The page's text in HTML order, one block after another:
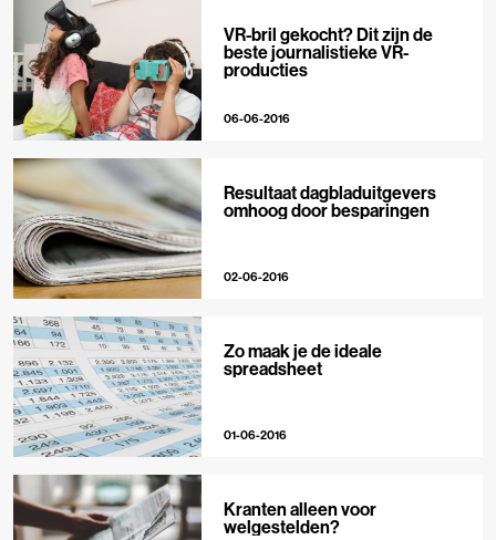
VR-bril gekocht? Dit zijn de
beste journalistieke VR-
producties
06-06-2016
Resultaat dagbladuitgevers
omhoog door besparingen
02-06-2016
Zo maak je de ideale
spreadsheet
01-06-2016
Kranten alleen voor
welgestelden?